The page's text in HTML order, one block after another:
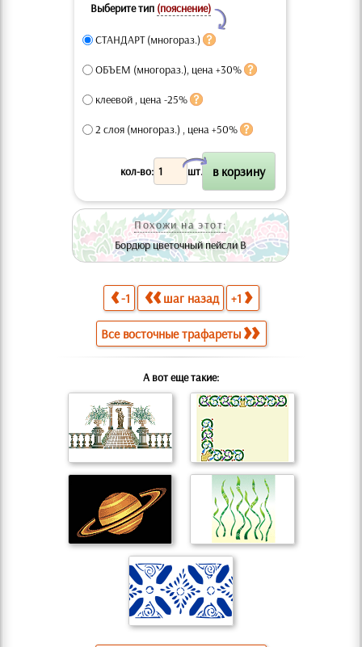
Выберите тип (пояснение)
Y
СТАНДАРТ (многораз.)
ОБЪЕМ (многораз.), цена +30%
клеевой , цена -25%
2 слоя (многораз.) , цена +50%
кол-во: шт.
X
Похожи на этот:
Бордюр цветочный пейсли В
-1 шаг назад +1
Все восточные трафареты
А вот еще такие: